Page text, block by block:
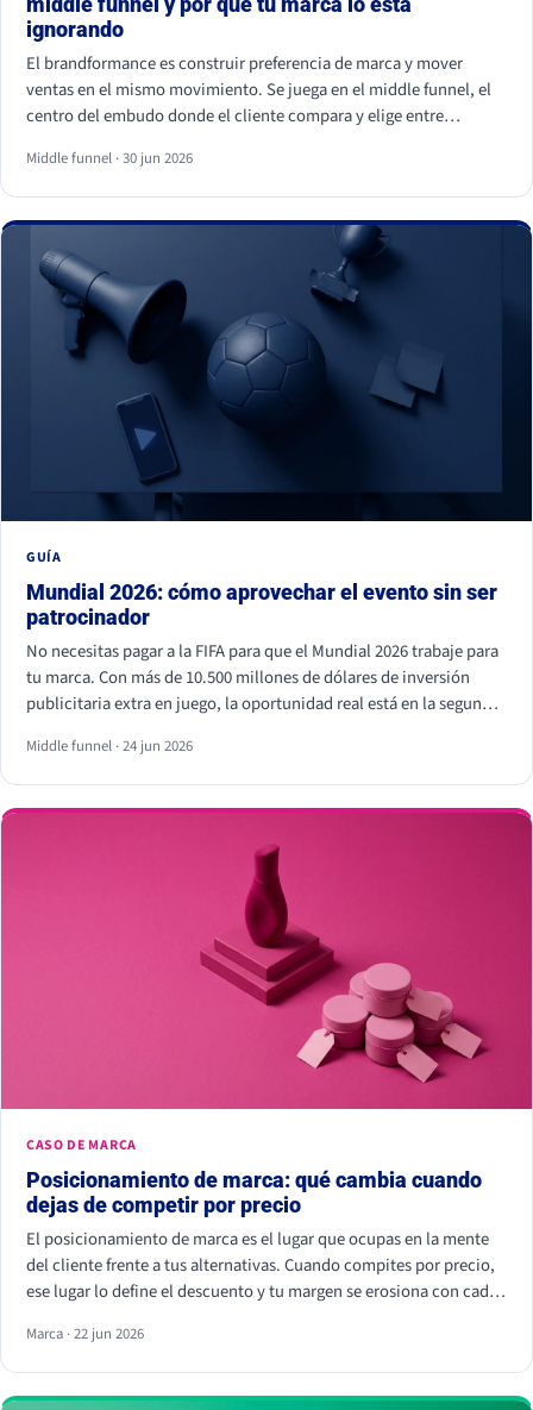
ignorando
El brandformance es construir preferencia de marca y mover
ventas en el mismo movimiento. Se juega en el middle funnel, el
centro del embudo donde el cliente compara y elige entre
invierte en los extremos (notoriedad y precio) y deja ese centro
vacío, que es justo donde se gana o se pierde la venta frente a la
marca blanca.
Middle funnel · 30 jun 2026
GUÍA
Mundial 2026: cómo aprovechar el evento sin ser
patrocinador
No necesitas pagar a la FIFA para que el Mundial 2026 trabaje para
tu marca. Con más de 10.500 millones de dólares de inversión
publicitaria extra en juego, la oportunidad real está en la segunda
estadio. Eso sí, hay líneas que no se cruzan: usar los símbolos
oficiales de la FIFA puede salir muy caro.
Middle funnel · 24 jun 2026
CASO DE MARCA
Posicionamiento de marca: qué cambia cuando
dejas de competir por precio
El posicionamiento de marca es el lugar que ocupas en la mente
del cliente frente a tus alternativas. Cuando compites por precio,
ese lugar lo define el descuento y tu margen se erosiona con cada
por elegirte: Kantar calcula que las marcas percibidas como
significativamente diferentes consiguen que se pague hasta un
38% más.
Marca · 22 jun 2026